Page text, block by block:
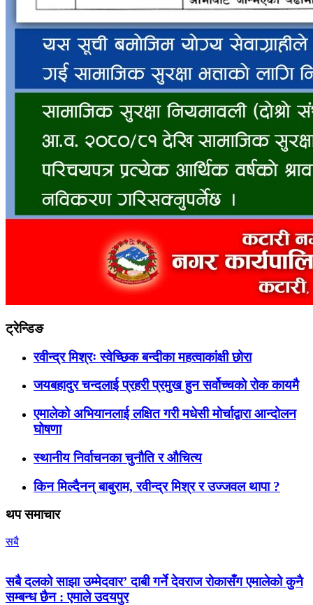
ट्रेन्डिङ
रवीन्द्र मिश्रः स्वेच्छिक बन्दीका महत्वाकांक्षी छोरा
जयबहादुर चन्दलाई प्रहरी प्रमुख हुन सर्वोच्चको रोक कायमै
एमालेको अभियानलाई लक्षित गरी मधेसी मोर्चाद्वारा आन्दोलन
घोषणा
स्थानीय निर्वाचनका चुनौति र औचित्य
किन मिल्दैनन् बाबुराम, रवीन्द्र मिश्र र उज्जवल थापा ?
थप समाचार
सबै
सबै दलको साझा उम्मेदवार’ दाबी गर्ने देवराज रोकासँग एमालेको कुनै
सम्बन्ध छैन : एमाले उदयपुर